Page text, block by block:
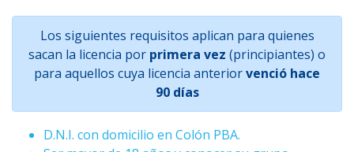
Los siguientes requisitos aplican para quienes
sacan la licencia por primera vez (principiantes) o
para aquellos cuya licencia anteriorvenció hace
90 días
D.N.I. con domicilio en Colón PBA.